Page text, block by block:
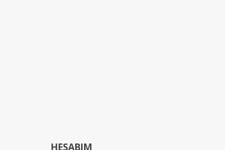
HESABIM